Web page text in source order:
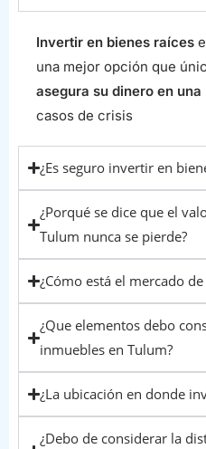
Invertir en bienes raíces
una mejor opción que
asegura su dinero en
casos de crisis
¿Es seguro invertir en
¿Porqué se dice que el
Tulum nunca se pierde?
¿Cómo está el mercado
¿Que elementos debo
inmuebles en Tulum?
¿La ubicación en donde
¿Debo de considerar la